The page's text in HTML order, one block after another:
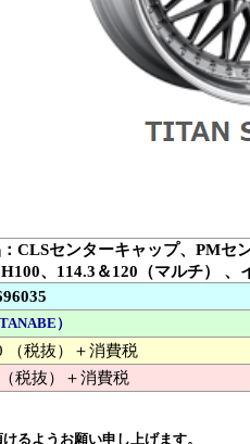
CLSセンターキャップ、PM
、114.3＆120（マルチ） 、
）
（税抜）＋消費税
（税抜）＋消費税
るようお願い申し上げます。